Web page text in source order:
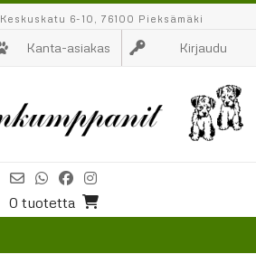
Keskuskatu 6-10, 76100 Pieksämäki
Kanta-asiakas Kirjaudu
0 tuotetta